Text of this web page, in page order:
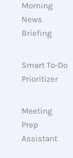
Morning
News
Briefing
Smart To-Do
Prioritizer
Meeting
Prep
Assistant